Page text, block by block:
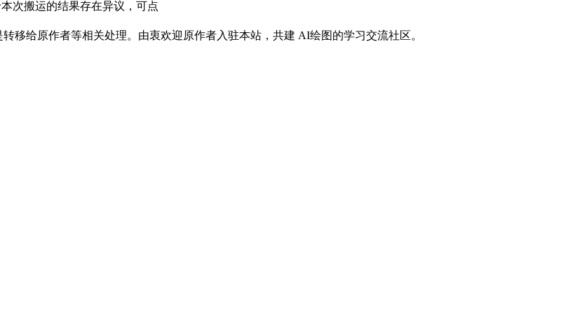
次搬运的结果存在异议，可点
移给原作者等相关处理。由衷欢迎原作者入驻本站，共建 AI绘图的学习交流社区。